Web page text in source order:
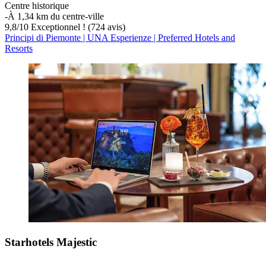
Centre historique
‐À 1,34 km du centre-ville
9,8/10 Exceptionnel ! (724 avis)
Principi di Piemonte | UNA Esperienze | Preferred Hotels and
Resorts
Starhotels Majestic